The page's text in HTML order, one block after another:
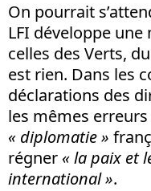
On pourrait
LFI développe
celles des Verts, du
est rien. Dans les
déclarations des
les mêmes
« diplomatie »
régner « la paix et
international ».